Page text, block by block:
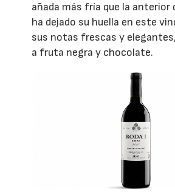
añada más fría que la anterior
ha dejado su huella en este
sus notas frescas y
a fruta negra y chocolate.